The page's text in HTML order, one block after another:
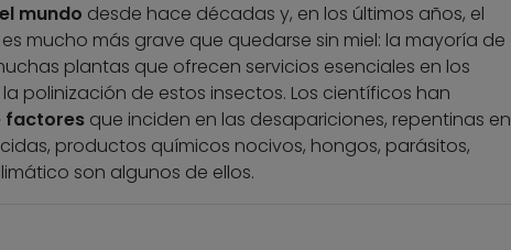
mundo desde hace décadas y, en los últimos años, el
mucho más grave que quedarse sin miel: la mayoría de
plantas que ofrecen servicios esenciales en los
polinización de estos insectos. Los científicos han
factoresque inciden en las desapariciones, repentinas en
productos químicos nocivos, hongos, parásitos,
son algunos de ellos.